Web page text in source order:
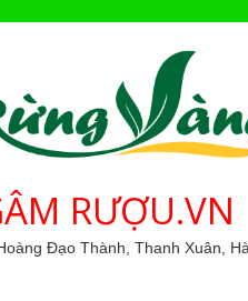
RƯỢU.VN
Đạo Thành, Thanh Xuân,